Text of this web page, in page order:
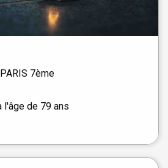
PARIS 7ème
l'âge de 79 ans